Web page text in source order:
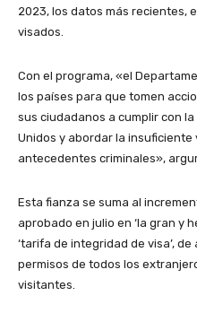
2023, los datos más recientes,
visados.
Con el programa, «el
los países para que tomen
sus ciudadanos a cumplir con
Unidos y abordar la
antecedentes criminales»,
Esta fianza se suma al
aprobado en julio en ‘la gran y
‘tarifa de integridad de visa’,
permisos de todos los
visitantes.